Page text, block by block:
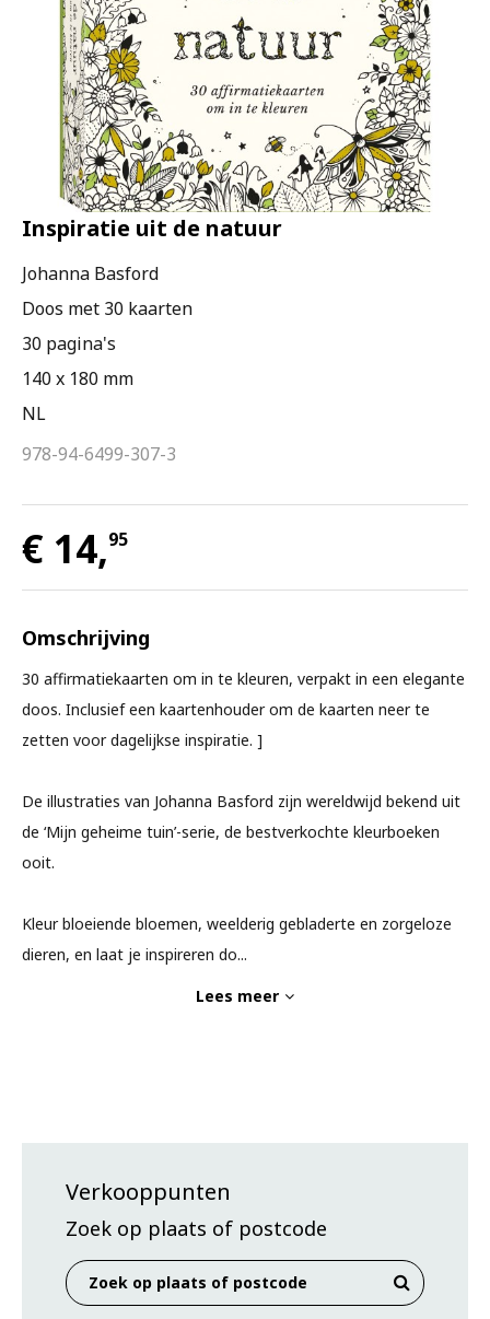
Inspiratie uit de natuur
Johanna Basford
Doos met 30 kaarten
30 pagina's
140 x 180 mm
NL
978-94-6499-307-3
€ 14,95
Omschrijving
30 affirmatiekaarten om in te kleuren, verpakt in een elegante
doos. Inclusief een kaartenhouder om de kaarten neer te
zetten voor dagelijkse inspiratie. ]
De illustraties van Johanna Basford zijn wereldwijd bekend uit
de ‘Mijn geheime tuin’-serie, de bestverkochte kleurboeken
ooit.
Kleur bloeiende bloemen, weelderig gebladerte en zorgeloze
dieren, en laat je inspireren do...
Lees meer
Verkooppunten
Zoek op plaats of postcode